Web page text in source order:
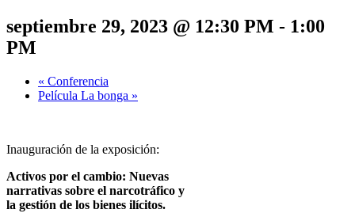
septiembre 29, 2023 @ 12:30 PM - 1:00
PM
« Conferencia
Película La bonga »
Inauguración de la exposición:
Activos por el cambio: Nuevas
narrativas sobre el narcotráfico y
la gestión de los bienes ilícitos.